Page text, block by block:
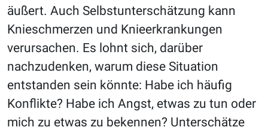
äußert. Auch Selbstunterschätzung kann
Knieschmerzen und Knieerkrankungen
verursachen. Es lohnt sich, darüber
nachzudenken, warum diese Situation
entstanden sein könnte: Habe ich häufig
Konflikte? Habe ich Angst, etwas zu tun oder
mich zu etwas zu bekennen? Unterschätze